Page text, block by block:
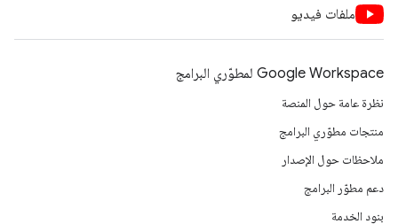
ملفات فيديو
Google Workspace لمطوّري البرامج
نظرة عامة حول المنصة
منتجات مطوّري البرامج
ملاحظات حول الإصدار
دعم مطوّر البرامج
بنود الخدمة